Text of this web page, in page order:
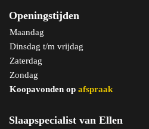
Openingstijden
Maandag
Dinsdag t/m vrijdag
Zaterdag
Zondag
Koopavonden op afspraak
Slaapspecialist van Ellen